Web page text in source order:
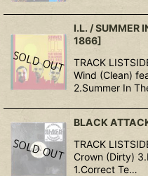
I.L. / SUMMER
1866]
TRACK
Wind (Clean)
2.Summer In
BLACK
TRACK
Crown (Dirty)
1.Correct Te…